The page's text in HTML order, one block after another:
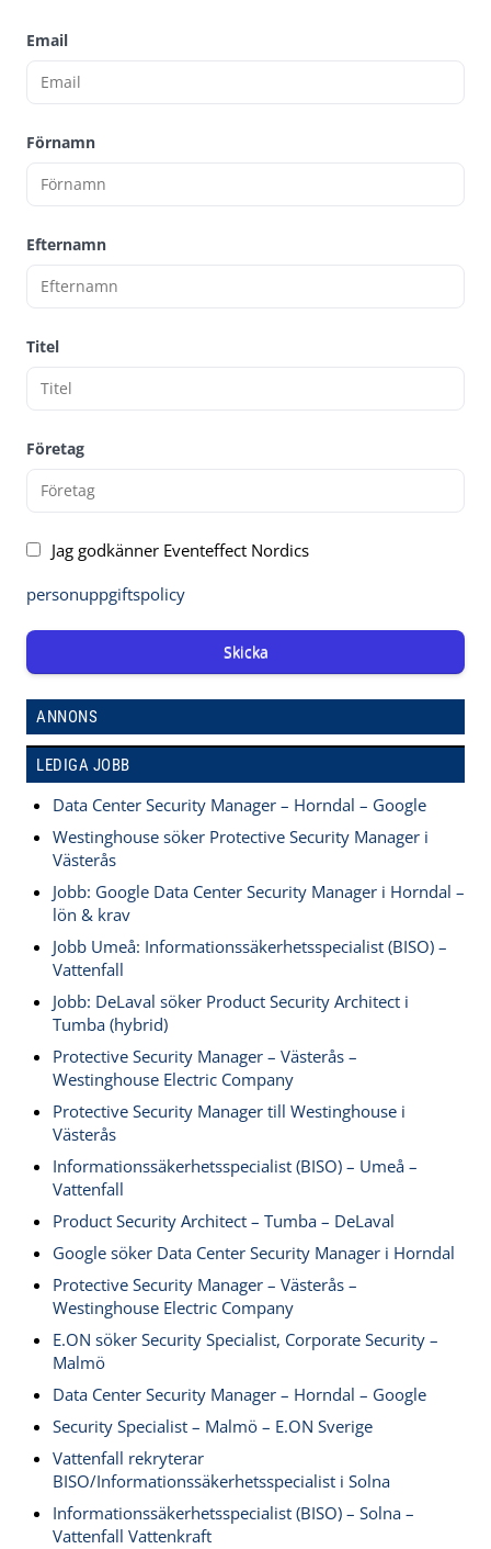
Email
Förnamn
Efternamn
Titel
Företag
Jag godkänner Eventeffect Nordics
personuppgiftspolicy
Skicka
ANNONS
LEDIGA JOBB
Data Center Security Manager – Horndal – Google
Westinghouse söker Protective Security Manager i
Västerås
Jobb: Google Data Center Security Manager i Horndal –
lön & krav
Jobb Umeå: Informationssäkerhetsspecialist (BISO) –
Vattenfall
Jobb: DeLaval söker Product Security Architect i
Tumba (hybrid)
Protective Security Manager – Västerås –
Westinghouse Electric Company
Protective Security Manager till Westinghouse i
Västerås
Informationssäkerhetsspecialist (BISO) – Umeå –
Vattenfall
Product Security Architect – Tumba – DeLaval
Google söker Data Center Security Manager i Horndal
Protective Security Manager – Västerås –
Westinghouse Electric Company
E.ON söker Security Specialist, Corporate Security –
Malmö
Data Center Security Manager – Horndal – Google
Security Specialist – Malmö – E.ON Sverige
Vattenfall rekryterar
BISO/Informationssäkerhetsspecialist i Solna
Informationssäkerhetsspecialist (BISO) – Solna –
Vattenfall Vattenkraft